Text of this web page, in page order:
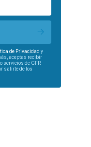
de Privacidad y
aceptas recibir
servicios de GFR
salirte de los